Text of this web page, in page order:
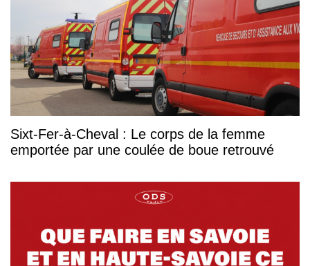
Sixt-Fer-à-Cheval : Le corps de la femme
emportée par une coulée de boue retrouvé